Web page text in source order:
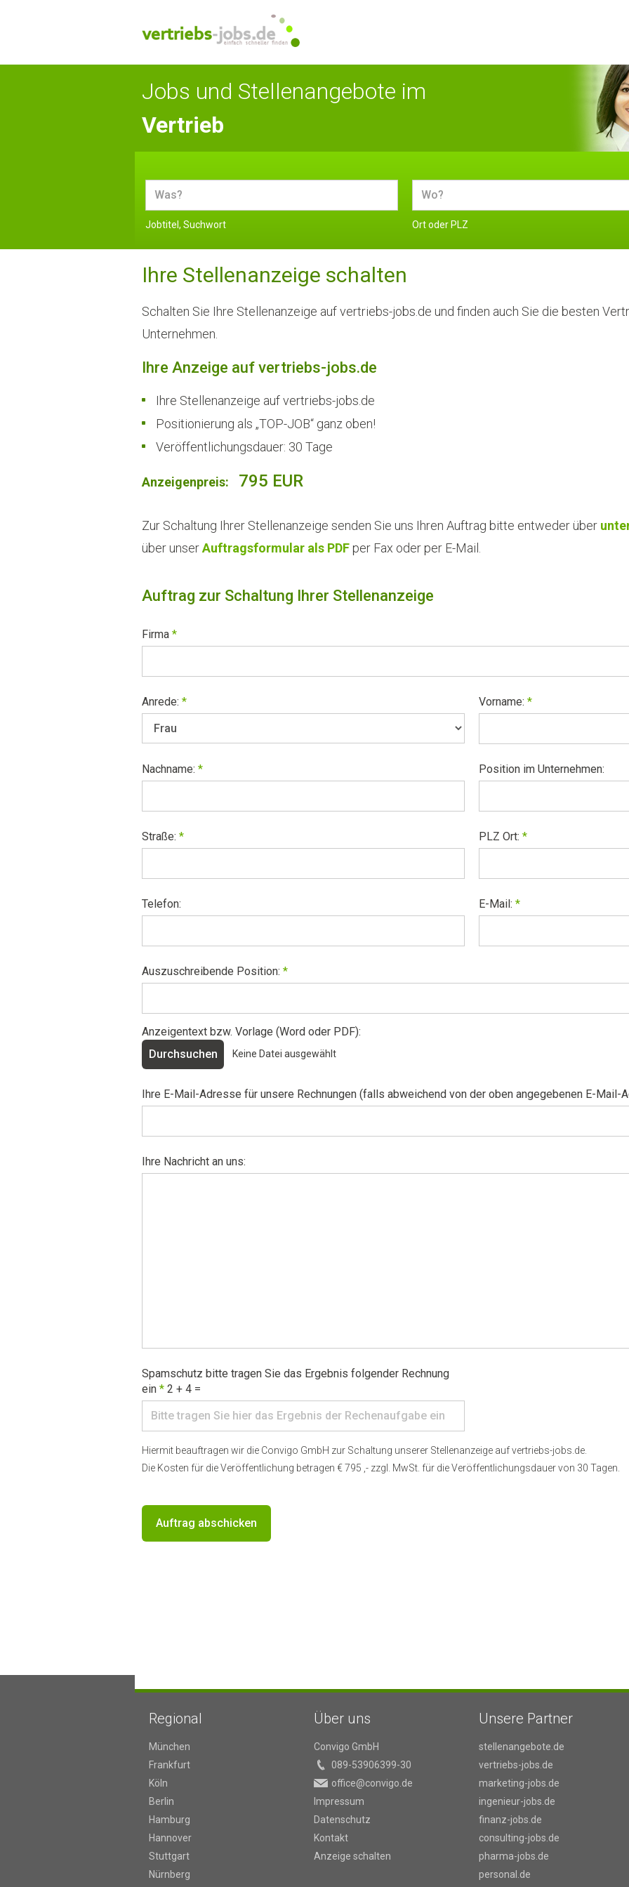
Jobs und Stellenangebote im
Vertrieb
Jobtitel, Suchwort Ort oder PLZ
Ihre Stellenanzeige schalten
Schalten Sie Ihre Stellenanzeige auf vertriebs-jobs.de und finden auch Sie die besten
Unternehmen.
Ihre Anzeige auf vertriebs-jobs.de
Ihre Stellenanzeige auf vertriebs-jobs.de
Positionierung als „TOP-JOB“ ganz oben!
Veröffentlichungsdauer: 30 Tage
Anzeigenpreis: 795 EUR
Zur Schaltung Ihrer Stellenanzeige senden Sie uns Ihren Auftrag bitte entweder über
über unserAuftragsformular als PDF per Fax oder per E-Mail.
Auftrag zur Schaltung Ihrer Stellenanzeige
Firma *
Anrede: * Vorname: *
Nachname: * Position im Unternehmen:
Straße: * PLZ Ort: *
Telefon: E-Mail: *
Auszuschreibende Position: *
Anzeigentext bzw. Vorlage (Word oder PDF):
Durchsuchen
Ihre E-Mail-Adresse für unsere Rechnungen (falls abweichend von der oben angegebenen E-Mail-
Ihre Nachricht an uns:
Spamschutz bitte tragen Sie das Ergebnis folgender Rechnung
ein * 2 + 4 =
Hiermit beauftragen wir die Convigo GmbH zur Schaltung unserer Stellenanzeige auf vertriebs-jobs.de.
Die Kosten für die Veröffentlichung betragen € 795 ,- zzgl. MwSt. für die Veröffentlichungsdauer von 30 Tagen.
Regional
München
Frankfurt
Köln
Berlin
Hamburg
Hannover
Stuttgart
Nürnberg
Über uns
Convigo GmbH
089-53906399-30
office@convigo.de
Impressum
Datenschutz
Kontakt
Anzeige schalten
Unsere Partner
stellenangebote.de
vertriebs-jobs.de
marketing-jobs.de
ingenieur-jobs.de
finanz-jobs.de
consulting-jobs.de
pharma-jobs.de
personal.de